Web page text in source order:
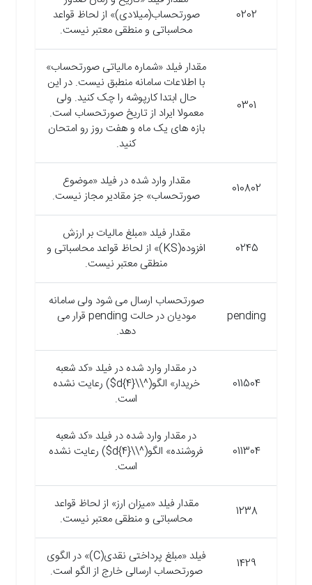
0202
صورتحساب(میلادی)» از لحاظ قواعد
محاسباتی و منطقی معتبر نیست.
0301
مقدار فیلد «شماره مالیاتی صورتحساب»
با اطلاعات سامانه منطبق نیست. در این
حال ابتدا کارپوشه را چک کنید. ولی
معمولا ایراد از تاریخ صورتحساب است.
بازه های یک ماه و هفت روز رو امتحان
کنید.
010802
مقدار وارد شده در فیلد «موضوع
صورتحساب» جز مقادیر مجاز نیست.
0245
مقدار فیلد «مبلغ مالیات بر ارزش
افزوده(KS)» از لحاظ قواعد محاسباتی و
منطقی معتبر نیست.
pending
صورتحساب ارسال می شود ولی سامانه
مودیان در حالت pending قرار می
دهد.
011504
در مقدار وارد شده در فیلد «کد شعبه
خریدار» الگو(^\\d{4}$) رعایت نشده
است.
011304
در مقدار وارد شده در فیلد «کد شعبه
فروشنده» الگو(^\\d{4}$) رعایت نشده
است.
1238
مقدار فیلد «میزان ارز» از لحاظ قواعد
محاسباتی و منطقی معتبر نیست.
1429
فیلد «مبلغ پرداختی نقدی(C)» در الگوی
صورتحساب ارسالی خارج از الگو است.